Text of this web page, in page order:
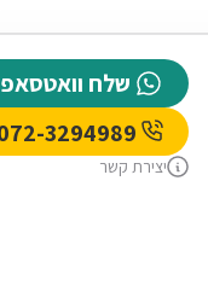
שלח וואטסאפ
יצירת קשר